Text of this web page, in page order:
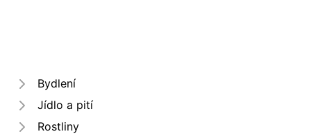
Bydlení
Jídlo a pití
Rostliny